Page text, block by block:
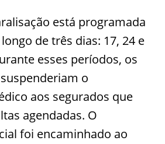
está programada
de três dias: 17, 24 e
esses períodos, os
o
aos segurados que
agendadas. O
foi encaminhado ao